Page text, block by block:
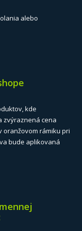
alebo
kde
zvýraznená cena
oranžovom rámiku pri
bude aplikovaná